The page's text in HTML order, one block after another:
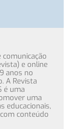
e online
anos no
A Revista
é uma
uma
educacionais,
conteúdo